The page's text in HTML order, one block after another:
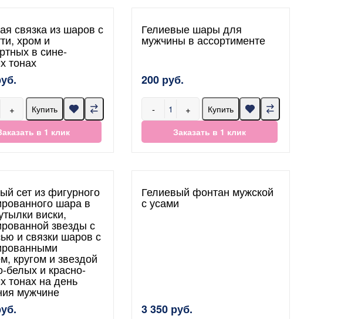
связка из шаров с
хром и
в сине-
тонах
+
Купить
в 1 клик
Гелиевые шары для
мужчины в ассортименте
200 руб.
- +
Купить
Заказать в 1 клик
сет из фигурного
шара в
виски,
звезды с
и связки шаров с
кругом и звездой
белых и красно-
тонах на день
мужчине
Гелиевый фонтан мужской
с усами
3 350 руб.